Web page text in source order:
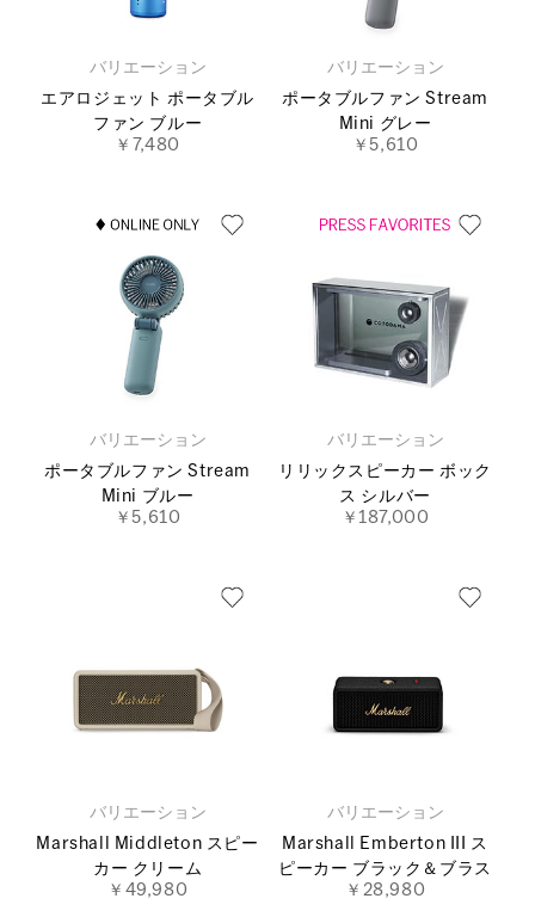
バリエーション
エアロジェット ポータブル
ファン ブルー
￥7,480
バリエーション
ポータブルファン Stream
Mini グレー
￥5,610
バリエーション
ポータブルファン Stream
Mini ブルー
￥5,610
バリエーション
リリックスピーカー ボック
ス シルバー
￥187,000
バリエーション
Marshall Middleton スピー
カー クリーム
￥49,980
バリエーション
Marshall Emberton III ス
ピーカー ブラック＆ブラス
￥28,980